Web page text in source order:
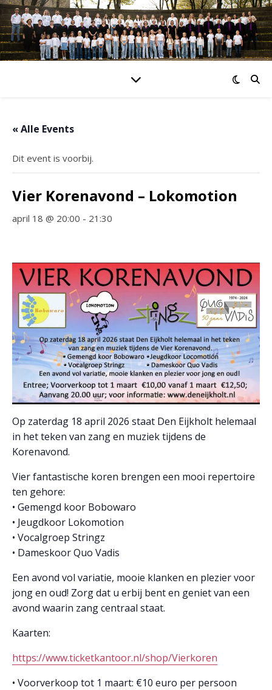
« Alle Events
Dit event is voorbij.
Vier Korenavond – Lokomotion
april 18 @ 20:00 - 21:30
Op zaterdag 18 april 2026 staat Den Eijkholt helemaal
in het teken van zang en muziek tijdens de
Korenavond.
Vier fantastische koren brengen een mooi repertoire
ten gehore:
• Gemengd koor Bobowaro
• Jeugdkoor Lokomotion
• Vocalgroep Stringz
• Dameskoor Quo Vadis
Een avond vol variatie, mooie klanken en plezier voor
jong en oud! Zorg dat u erbij bent en geniet van een
avond waarin zang centraal staat.
Kaarten:
https://www.ticketkantoor.nl/shop/Vierkoren
• Voorverkoop tot 1 maart: €10 euro per persoon